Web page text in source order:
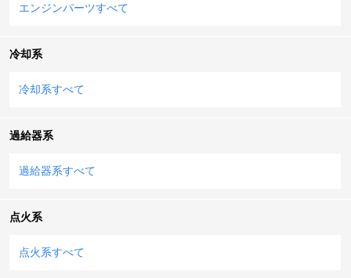
エンジンパーツすべて
冷却系
冷却系すべて
過給器系
過給器系すべて
点火系
点火系すべて